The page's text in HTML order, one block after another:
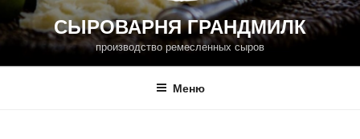
СЫРОВАРНЯ ГРАНДМИЛК
производство ремесленных сыров
Меню